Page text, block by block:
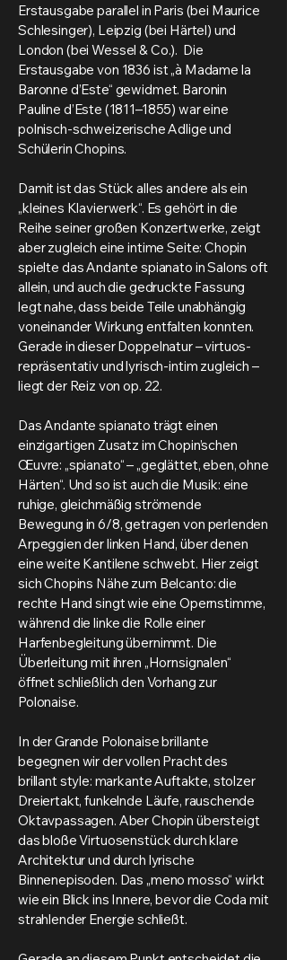
Erstausgabe parallel in Paris (bei Maurice
Schlesinger), Leipzig (bei Härtel) und
London (bei Wessel & Co.). Die
Erstausgabe von 1836 ist „à Madame la
Baronne d’Este“ gewidmet. Baronin
Pauline d’Este (1811–1855) war eine
polnisch-schweizerische Adlige und
Schülerin Chopins.
Damit ist das Stück alles andere als ein
„kleines Klavierwerk“. Es gehört in die
Reihe seiner großen Konzertwerke, zeigt
aber zugleich eine intime Seite: Chopin
spielte das Andante spianato in Salons oft
allein, und auch die gedruckte Fassung
legt nahe, dass beide Teile unabhängig
voneinander Wirkung entfalten konnten.
Gerade in dieser Doppelnatur – virtuos-
repräsentativ und lyrisch-intim zugleich –
liegt der Reiz von op. 22.
Das Andante spianato trägt einen
einzigartigen Zusatz im Chopin’schen
Œuvre: „spianato“ – „geglättet, eben, ohne
Härten“. Und so ist auch die Musik: eine
ruhige, gleichmäßig strömende
Bewegung in 6/8, getragen von perlenden
Arpeggien der linken Hand, über denen
eine weite Kantilene schwebt. Hier zeigt
sich Chopins Nähe zum Belcanto: die
rechte Hand singt wie eine Opernstimme,
während die linke die Rolle einer
Harfenbegleitung übernimmt. Die
Überleitung mit ihren „Hornsignalen“
öffnet schließlich den Vorhang zur
Polonaise.
In der Grande Polonaise brillante
begegnen wir der vollen Pracht des
brillant style: markante Auftakte, stolzer
Dreiertakt, funkelnde Läufe, rauschende
Oktavpassagen. Aber Chopin übersteigt
das bloße Virtuosenstück durch klare
Architektur und durch lyrische
Binnenepisoden. Das „meno mosso“ wirkt
wie ein Blick ins Innere, bevor die Coda mit
strahlender Energie schließt.